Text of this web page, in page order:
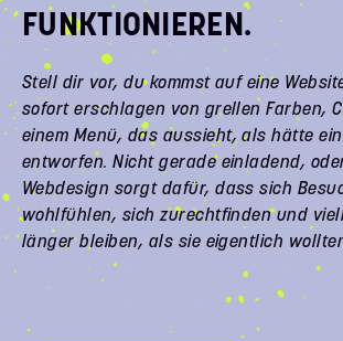
FUNKTIONIEREN.
Stell dir vor, du kommst auf eine
sofort erschlagen von grellen Farben,
einem Menü, das aussieht, als hätte
entworfen. Nicht gerade einladend,
Webdesign sorgt dafür, dass sich
wohlfühlen, sich zurechtfinden und
länger bleiben, als sie eigentlich